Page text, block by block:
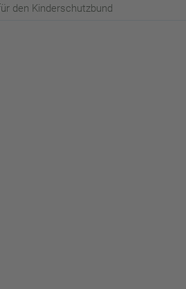
den Kinderschutzbund